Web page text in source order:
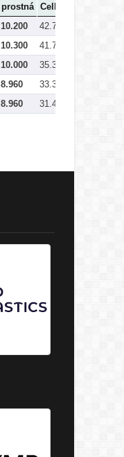
prostná Celkem
10.200
42.790
10.300
41.780
10.000
35.360
8.960
33.380
8.960 31.490